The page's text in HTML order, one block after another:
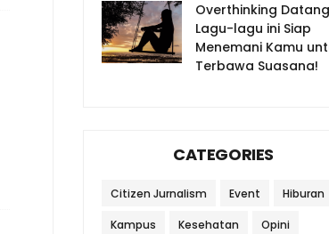
Overthinking
Lagu-lagu ini Siap
Menemani Kamu
Terbawa Suasana!
CATEGORIES
Citizen Jurnalism Event Hiburan
Kampus Kesehatan Opini